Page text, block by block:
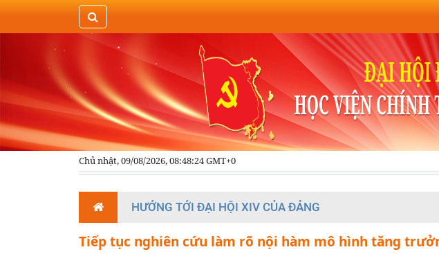
Chủ nhật, 09/08/2026, 08:48:24 GMT+0
HƯỚNG TỚI ĐẠI HỘI XIV CỦA ĐẢNG
Tiếp tục nghiên cứu làm rõ nội hàm mô hình tăng